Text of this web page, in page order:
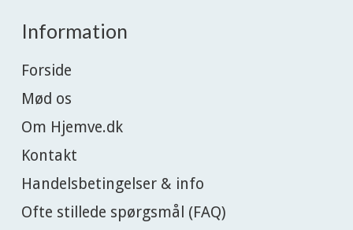
Information
Forside
Mød os
Om Hjemve.dk
Kontakt
Handelsbetingelser & info
Ofte stillede spørgsmål (FAQ)